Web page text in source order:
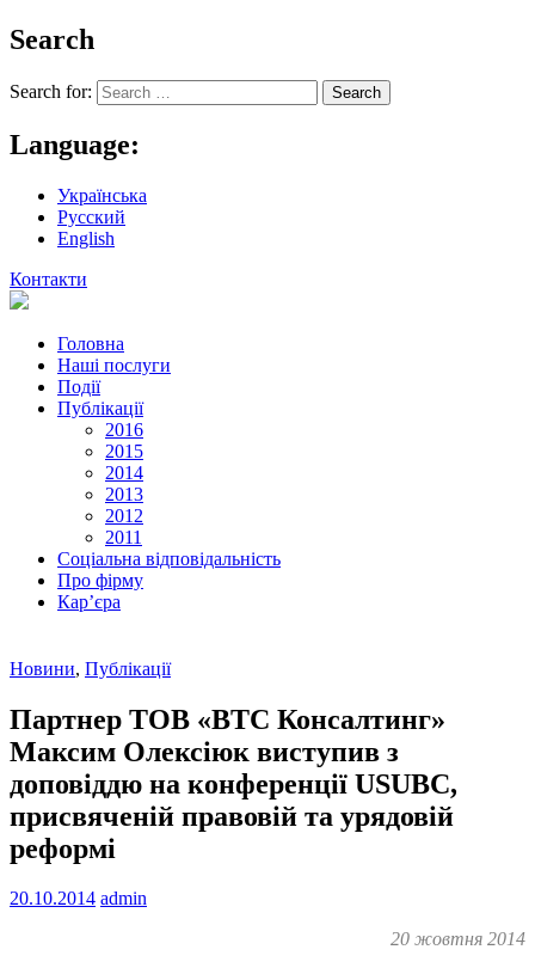
Search
Search for:
Language:
Українська
Русский
English
Контакти
Головна
Наші послуги
Події
Публікації
2016
2015
2014
2013
2012
2011
Соціальна відповідальність
Про фiрму
Кар’єра
Новини, Публікації
Партнер ТОВ «ВТС Консалтинг»
Максим Олексіюк виступив з
доповіддю на конференції USUBC,
присвяченій правовій та урядовій
реформі
20.10.2014 admin
20 жовтня 2014